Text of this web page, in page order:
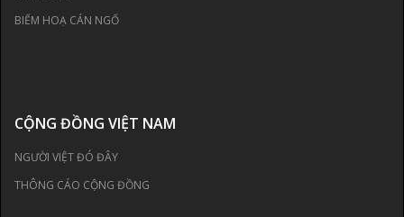
BIẾM HOẠ CÁN NGỐ
CỘNG ĐỒNG VIỆT NAM
NGƯỜI VIỆT ĐÓ ĐÂY
THÔNG CÁO CỘNG ĐỒNG